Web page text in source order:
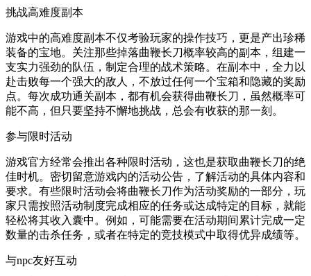
挑战高难度副本
游戏中的高难度副本不仅考验玩家的操作技巧，更是产出珍稀
装备的宝地。关注那些掉落曲鞭长刀概率较高的副本，组建一
支实力强劲的队伍，制定合理的战术策略。在副本中，全力以
赴击败每一个强大的敌人，不放过任何一个宝箱和隐藏的奖励
点。每次成功通关副本，都有机会获得曲鞭长刀，虽然概率可
能不高，但只要坚持不懈地挑战，总会有收获的那一刻。
参与限时活动
游戏官方经常会推出各种限时活动，这也是获取曲鞭长刀的绝
佳时机。密切留意游戏内的活动公告，了解活动的具体内容和
要求。有些限时活动会将曲鞭长刀作为活动奖励的一部分，玩
家只需按照活动制度完成相应的任务或达成特定的目标，就能
轻松将其收入囊中。例如，可能需要在活动期间累计完成一定
数量的击杀任务，或者在特定的竞技模式中取得优异成绩等。
与npc友好互动